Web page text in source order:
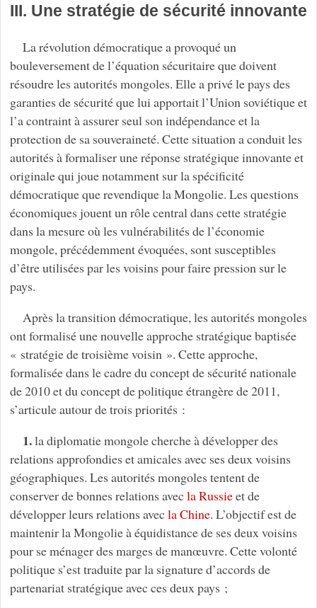
III. Une stratégie de sécurité innovante
La révolution démocratique a provoqué un
bouleversement de l’équation sécuritaire que doivent
résoudre les autorités mongoles. Elle a privé le pays des
garanties de sécurité que lui apportait l’Union soviétique et
l’a contraint à assurer seul son indépendance et la
protection de sa souveraineté. Cette situation a conduit les
autorités à formaliser une réponse stratégique innovante et
originale qui joue notamment sur la spécificité
démocratique que revendique la Mongolie. Les questions
économiques jouent un rôle central dans cette stratégie
dans la mesure où les vulnérabilités de l’économie
mongole, précédemment évoquées, sont susceptibles
d’être utilisées par les voisins pour faire pression sur le
pays.
Après la transition démocratique, les autorités mongoles
ont formalisé une nouvelle approche stratégique baptisée
« stratégie de troisième voisin ». Cette approche,
formalisée dans le cadre du concept de sécurité nationale
de 2010 et du concept de politique étrangère de 2011,
s’articule autour de trois priorités :
1.la diplomatie mongole cherche à développer des
relations approfondies et amicales avec ses deux voisins
géographiques. Les autorités mongoles tentent de
conserver de bonnes relations avecla Russieet de
développer leurs relations avecla Chine. L’objectif est de
maintenir la Mongolie à équidistance de ses deux voisins
pour se ménager des marges de manœuvre. Cette volonté
politique s’est traduite par la signature d’accords de
partenariat stratégique avec ces deux pays ;